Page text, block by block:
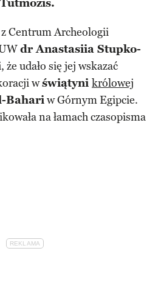
Tutmozis.
Centrum Archeologii
dr Anastasiia Stupko-
że udało się jej wskazać
wświątyni królowej
Bahariw Górnym Egipcie.
na łamach czasopisma